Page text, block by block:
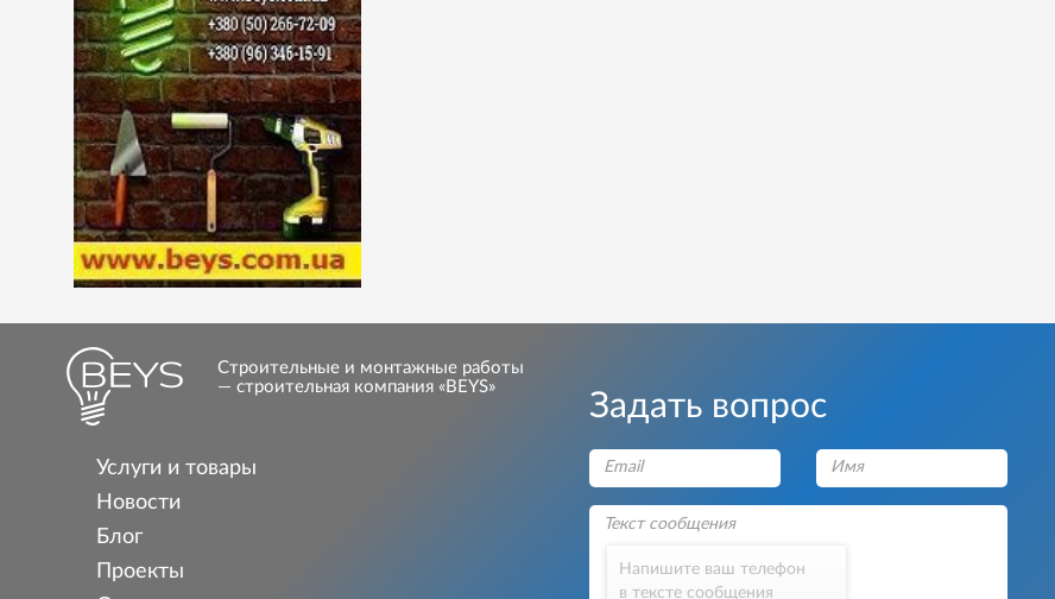
Строительные и монтажные работы
— строительная компания «BEYS»
Услуги и товары
Новости
Блог
Проекты
Задать вопрос
Напишите ваш телефон
в тексте сообщения